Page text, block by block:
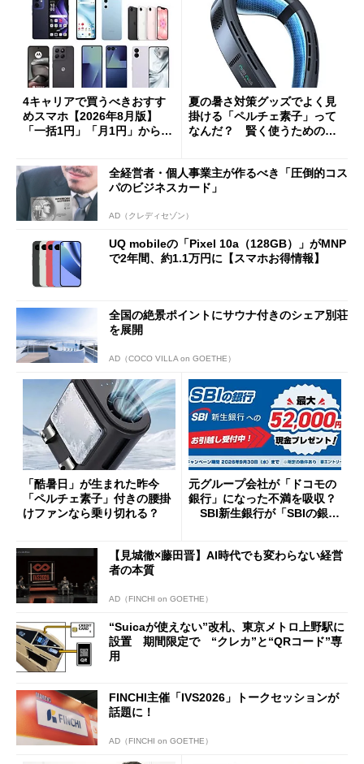
4キャリアで買うべきおすす
めスマホ【2026年8月版】
「一括1円」「月1円」からお
夏の暑さ対策グッズでよく見
掛ける「ペルチェ素子」って
なんだ？ 賢く使うための注
全経営者・個人事業主が作るべき「圧倒的コス
パのビジネスカード」
AD（クレディセゾン）
UQ mobileの「Pixel 10a（128GB）」がMNP
で2年間、約1.1万円に【スマホお得情報】
全国の絶景ポイントにサウナ付きのシェア別荘
を展開
AD（COCO VILLA on GOETHE）
「酷暑日」が生まれた昨今
「ペルチェ素子」付きの腰掛
けファンなら乗り切れる？
元グループ会社が「ドコモの
銀行」になった不満を吸収？
SBI新生銀行が「SBIの銀
開催
【見城徹×藤田晋】AI時代でも変わらない経営
者の本質
AD（FINCHI on GOETHE）
“Suicaが使えない”改札、東京メトロ上野駅に
設置 期間限定で “クレカ”と“QRコード”専
用
FINCHI主催「IVS2026」トークセッションが
話題に！
AD（FINCHI on GOETHE）